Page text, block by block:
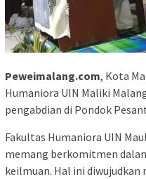
Peweimalang.com, Kota
Humaniora UIN Maliki
pengabdian di Pondok
Fakultas Humaniora UIN
memang berkomitmen
keilmuan. Hal ini diwujudkan